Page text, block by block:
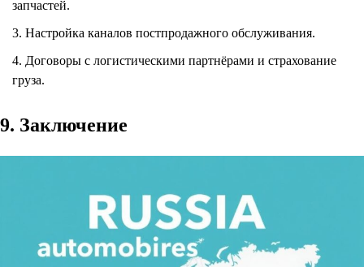
запчастей.
Настройка каналов постпродажного обслуживания.
Договоры с логистическими партнёрами и страхование
груза.
9. Заключение